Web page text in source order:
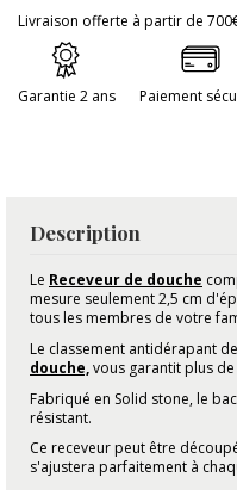
Livraison offerte à partir de
Garantie 2 ans Paiement
Description
Le Receveur de douche
mesure seulement 2,5 cm
tous les membres de votre
Le classement antidérapant
douche,vous garantit plus
Fabriqué en Solid stone, le
résistant.
Ce receveur peut être
s'ajustera parfaitement à